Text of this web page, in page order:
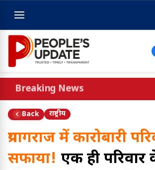
Breaking News
Back राष्ट्रीय
प्रयागराज में कारोबारी
सफाया! एक ही परिवार